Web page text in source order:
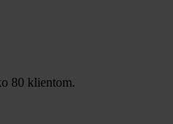
80 klientom.